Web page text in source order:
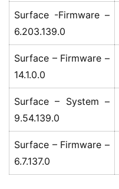
n
1
C
软
件
安
卓
Surface -Firmware –
6.203.139.0
Surface – Firmware –
14.1.0.0
Surface – System –
9.54.139.0
Surface – Firmware –
6.7.137.0